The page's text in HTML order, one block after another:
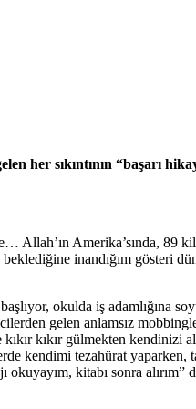
her sıkıntının “başarı
Amerika’sında, 89
inandığım gösteri
okulda iş adamlığına
gelen anlamsız
kıkır gülmekten
kendimi tezahürat
kitabı sonra